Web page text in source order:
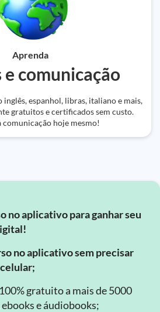
Aprenda
e comunicação
espanhol, libras, italiano e mais,
gratuitos e certificados sem custo.
comunicação hoje mesmo!
no aplicativo para ganhar seu
no aplicativo sem precisar
gratuito a mais de 5000
e áudiobooks;